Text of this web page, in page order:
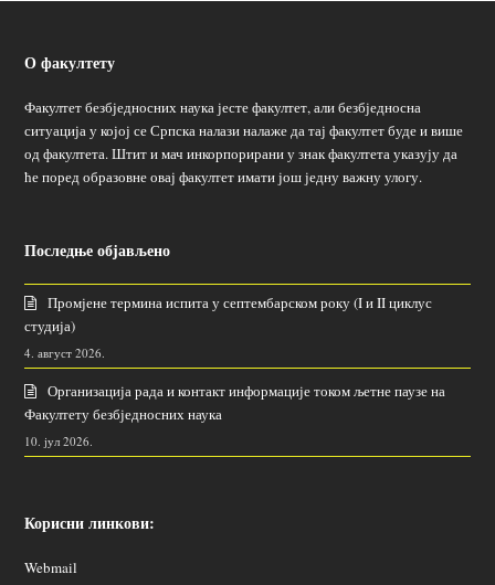
О факултету
Факултет безбједносних наука јесте факултет, али безбједносна
ситуација у којој се Српска налази налаже да тај факултет буде и више
од факултета. Штит и мач инкорпорирани у знак факултета указују да
ће поред образовне овај факултет имати још једну важну улогу.
Последње објављено
Промјене термина испита у септембарском року (I и II циклус
студија)
4. август 2026.
Организација рада и контакт информације током љетне паузе на
Факултету безбједносних наука
10. јул 2026.
Корисни линкови:
Webmail